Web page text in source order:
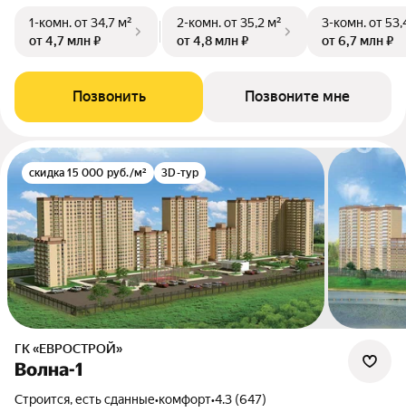
1-комн.от 34,7 м²
от 4,7 млн ₽
2-комн.от 35,2 м²
от 4,8 млн ₽
3-комн.от
от 6,7 млн ₽
Позвонить Позвоните мне
скидка 15 000 руб./м² 3D-тур
ГК «ЕВРОСТРОЙ»
Волна-1
Строится, есть сданные•комфорт•4.3 (647)